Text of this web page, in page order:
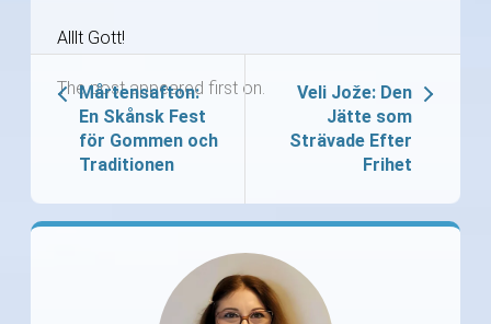
Alllt Gott!
The post appeared first on.
Mårtensafton:
En Skånsk Fest
för Gommen och
Traditionen
Veli Jože: Den
Jätte som
Strävade Efter
Frihet